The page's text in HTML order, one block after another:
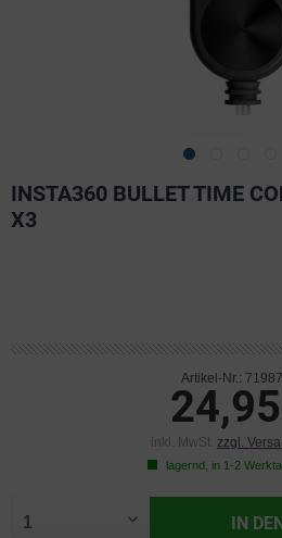
INSTA360 BULLET TIME
X3
Artikel-Nr.:
inkl. MwSt. zzgl.
lagernd, in 1-2
IN